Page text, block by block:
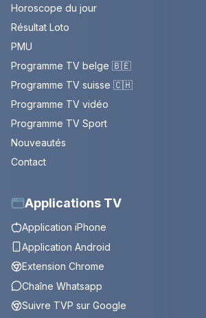
Horoscope du jour
Résultat Loto
PMU
Programme TV belge 🇧🇪
Programme TV suisse 🇨🇭
Programme TV vidéo
Programme TV Sport
Nouveautés
Contact
Applications TV
Application iPhone
Application Android
Extension Chrome
Chaîne Whatsapp
Suivre TVP sur Google